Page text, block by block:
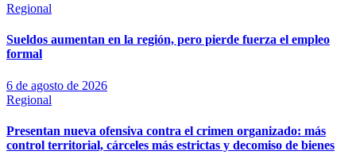
Regional
Sueldos aumentan en la región, pero pierde fuerza el empleo
formal
6 de agosto de 2026
Regional
Presentan nueva ofensiva contra el crimen organizado: más
control territorial, cárceles más estrictas y decomiso de bienes